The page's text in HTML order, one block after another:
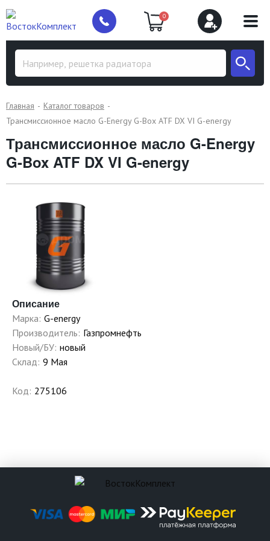
0
Главная
Каталог товаров
Трансмиссионное масло G-Energy G-Box ATF DX VI G-energy
Трансмиссионное масло G-Energy
G-Box ATF DX VI G-energy
Описание
Марка: G-energy
Производитель: Газпромнефть
Новый/БУ: новый
Склад: 9 Мая
Код: 275106